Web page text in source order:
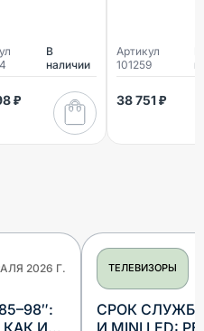
В
наличии
₽
Артикул
101259
38 751 ₽
2026 Г.
ИХ
ТЕЛЕВИЗОРЫ
СРОК
И MINI LED: